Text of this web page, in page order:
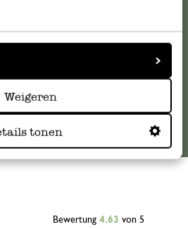
Weigeren
tonen
kamille.at
Bewertung 4.63 von 5